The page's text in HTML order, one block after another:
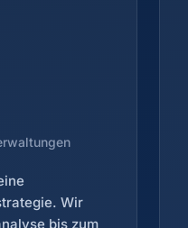
Wir
bis zum